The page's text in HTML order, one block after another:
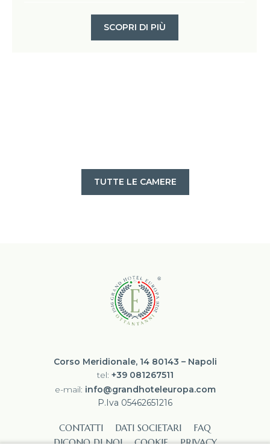
SCOPRI DI PIÙ
TUTTE LE CAMERE
Corso Meridionale, 14 80143 – Napoli
tel: +39 081267511
e-mail: info@grandhoteleuropa.com
P.Iva 05462651216
CONTATTI DATI SOCIETARI
FAQ
DICONO DI NOI
COOKIE PRIVACY